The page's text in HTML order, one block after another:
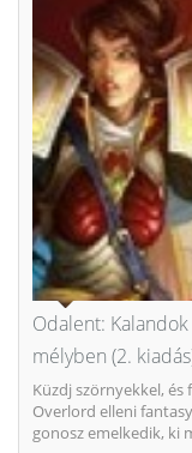
Odalent: Kalandok
mélyben (2.
Küzdj szörnyekkel,
Overlord elleni
gonosz emelkedik, ki